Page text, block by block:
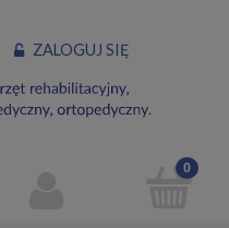
ZALOGUJ SIĘ